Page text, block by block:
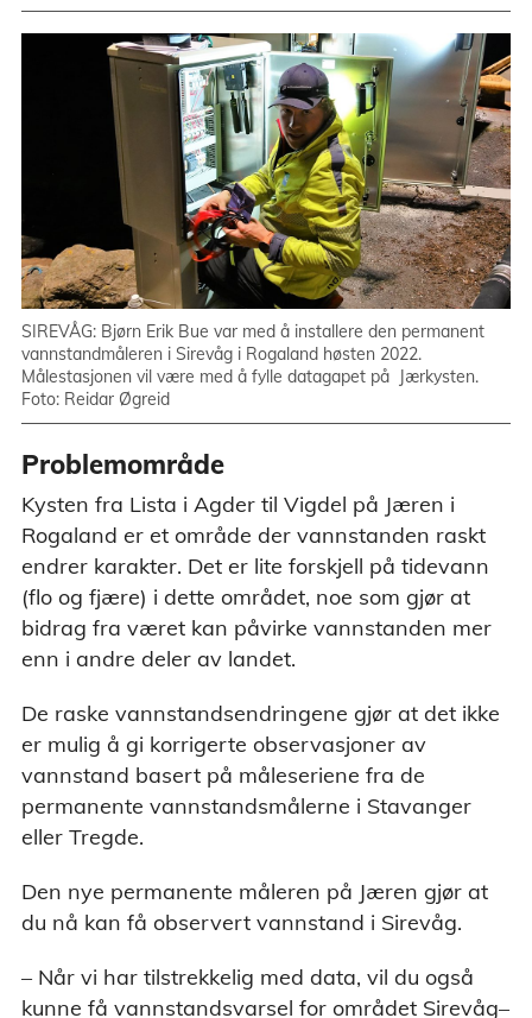
SIREVÅG: Bjørn Erik Bue var med å installere den permanent
vannstandmåleren i Sirevåg i Rogaland høsten 2022.
Målestasjonen vil være med å fylle datagapet på Jærkysten.
Foto: Reidar Øgreid
Problemområde
Kysten fra Lista i Agder til Vigdel på Jæren i
Rogaland er et område der vannstanden raskt
endrer karakter. Det er lite forskjell på tidevann
(flo og fjære) i dette området, noe som gjør at
bidrag fra været kan påvirke vannstanden mer
enn i andre deler av landet.
De raske vannstandsendringene gjør at det ikke
er mulig å gi korrigerte observasjoner av
vannstand basert på måleseriene fra de
permanente vannstandsmålerne i Stavanger
eller Tregde.
Den nye permanente måleren på Jæren gjør at
du nå kan få observert vannstand i Sirevåg.
– Når vi har tilstrekkelig med data, vil du også
kunne få vannstandsvarsel for området Sirevåg–